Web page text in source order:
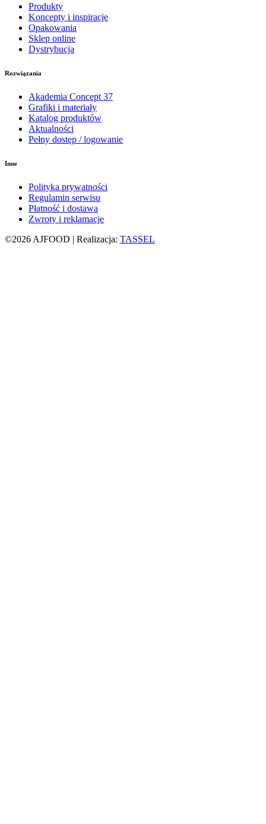
Produkty
Koncepty i inspiracje
Opakowania
Sklep online
Dystrybucja
Rozwiązania
Akademia Concept 37
Grafiki i materiały
Katalog produktów
Aktualności
Pełny dostęp / logowanie
Inne
Polityka prywatności
Regulamin serwisu
Płatność i dostawa
Zwroty i reklamacje
©2026 AJFOOD | Realizacja: TASSEL